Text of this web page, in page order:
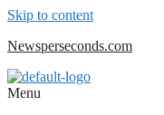
Skip to content
Newsperseconds.com
Menu